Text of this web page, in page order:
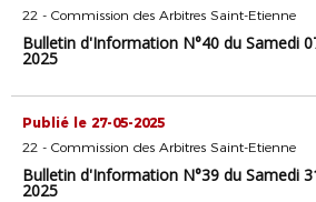
22 - Commission des Arbitres Saint-Etienne
Bulletin d'Information N°40 du Samedi
2025
Publié le 27-05-2025
22 - Commission des Arbitres Saint-Etienne
Bulletin d'Information N°39 du Samedi
2025